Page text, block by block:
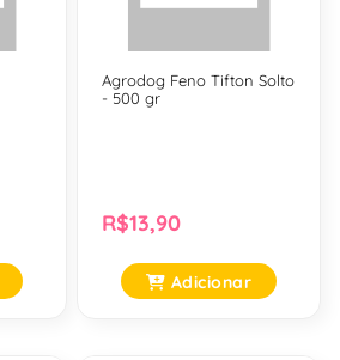
Agrodog Feno Tifton Solto
- 500 gr
R$13,90
Adicionar